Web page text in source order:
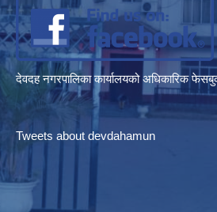
देवदह नगरपालिका कार्यालयको अधिकारिक
Tweets about devdahamun